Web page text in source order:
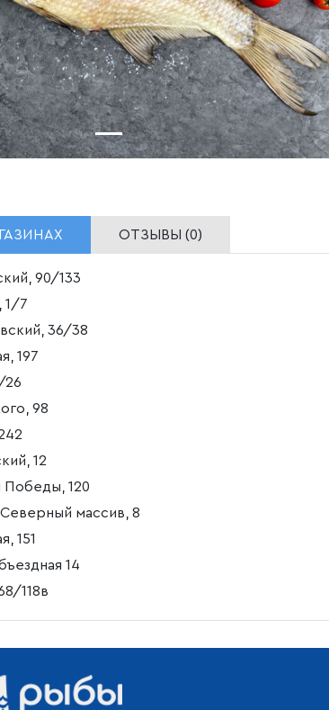
ОТЗЫВЫ (0)
90/133
1/7
36/38
197
26
98
12
Победы, 120
Северный массив, 8
151
14
118в